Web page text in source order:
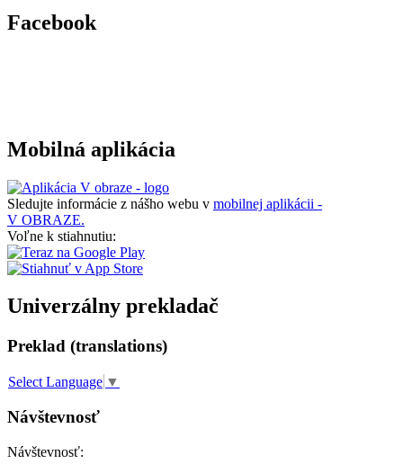
Facebook
Mobilná aplikácia
Sledujte informácie z nášho webu v mobilnej aplikácii -
V OBRAZE.
Voľne k stiahnutiu:
Univerzálny prekladač
Preklad (translations)
Select Language ▼
Návštevnosť
Návštevnosť: